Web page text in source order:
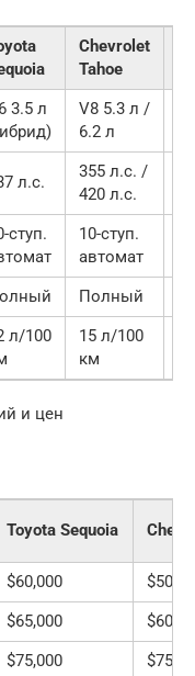
Chevrolet
Tahoe
3.5 л
V8 5.3 л /
6.2 л
л.с.
355 л.с. /
420 л.с.
ступ.
10-ступ.
автомат
Полный
л/100
15 л/100
км
и цен
Toyota Sequoia
$60,000
$65,000
$75,000